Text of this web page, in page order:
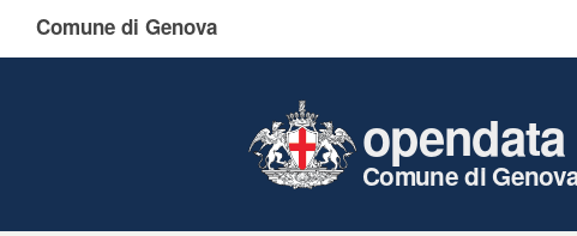
Comune di Genova
opendata
Comune di